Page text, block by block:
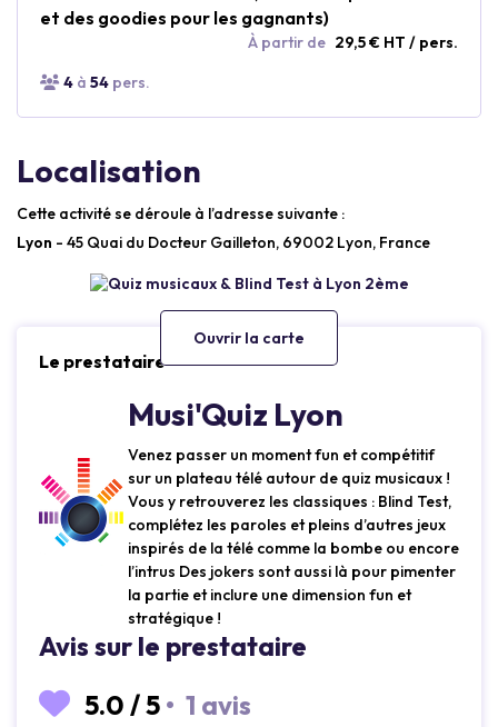
et des goodies pour les gagnants)
À partir de 29,5 € HT / pers.
4 à 54 pers.
Localisation
Cette activité se déroule à l’adresse suivante :
Lyon - 45 Quai du Docteur Gailleton, 69002 Lyon, France
Ouvrir la carte
Le prestataire
Musi'Quiz Lyon
Venez passer un moment fun et compétitif
sur un plateau télé autour de quiz musicaux !
Vous y retrouverez les classiques : Blind Test,
complétez les paroles et pleins d’autres jeux
inspirés de la télé comme la bombe ou encore
l’intrus Des jokers sont aussi là pour pimenter
la partie et inclure une dimension fun et
stratégique !
Avis sur le prestataire
5.0 /5 • 1 avis